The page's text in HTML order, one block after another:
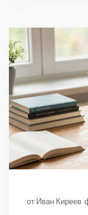
от Иван Киреев